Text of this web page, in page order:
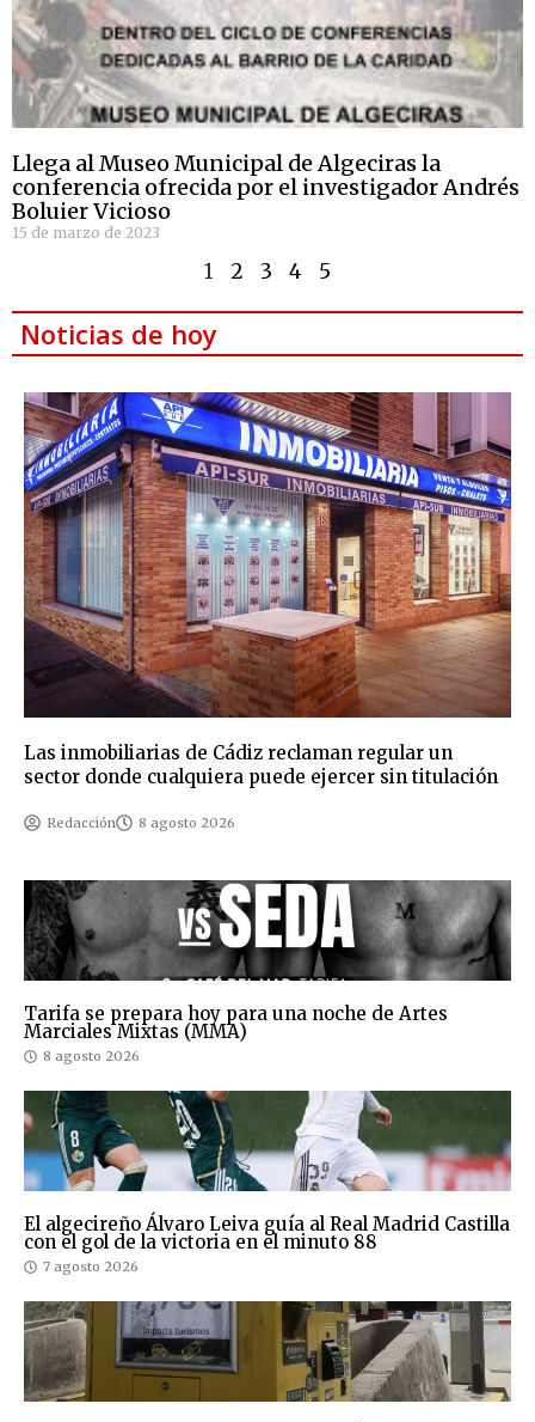
Llega al Museo Municipal de Algeciras la
conferencia ofrecida por el investigador Andrés
Boluier Vicioso
15 de marzo de 2023
1 2 3 4 5
Noticias de hoy
Las inmobiliarias de Cádiz reclaman regular un
sector donde cualquiera puede ejercer sin titulación
Redacción 8 agosto 2026
Tarifa se prepara hoy para una noche de Artes
Marciales Mixtas (MMA)
8 agosto 2026
El algecireño Álvaro Leiva guía al Real Madrid Castilla
con el gol de la victoria en el minuto 88
7 agosto 2026